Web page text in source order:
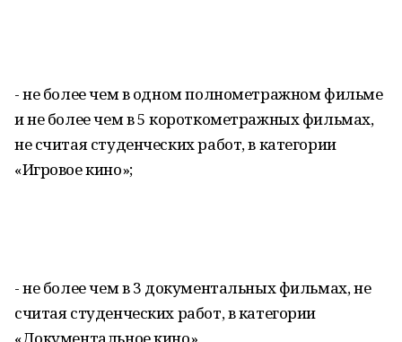
- не более чем в одном полнометражном фильме
и не более чем в 5 короткометражных фильмах,
не считая студенческих работ, в категории
«Игровое кино»;
- не более чем в 3 документальных фильмах, не
считая студенческих работ, в категории